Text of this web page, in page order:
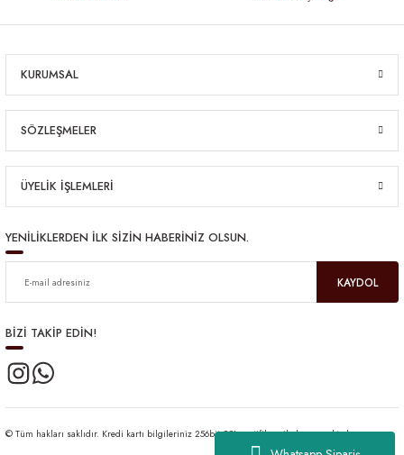
KURUMSAL
SÖZLEŞMELER
ÜYELİK İŞLEMLERİ
YENİLİKLERDEN İLK SİZİN HABERİNİZ OLSUN.
KAYDOL
BİZİ TAKİP EDİN!
© Tüm hakları saklıdır. Kredi kartı bilgileriniz 256bit SSL sertifikası ile korunmaktadır.